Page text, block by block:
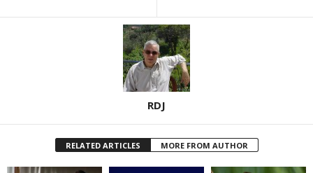
RDJ
RELATED ARTICLES MORE FROM AUTHOR